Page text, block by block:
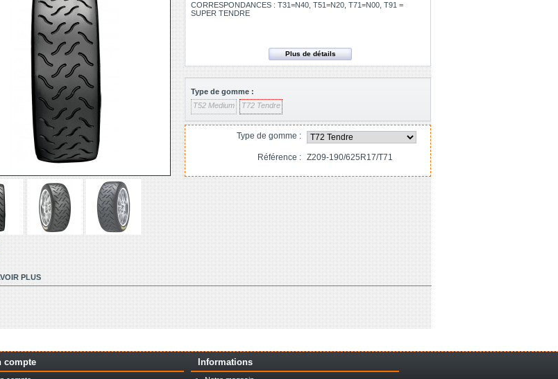
CORRESPONDANCES : T31=N40, T51=N20, T71=N00, T91 =
SUPER TENDRE
Plus de détails
Type de gomme :
T52 Medium
T72 Tendre
Type de gomme :
Référence : Z209-190/625R17/T71
PLUS
compte Informations